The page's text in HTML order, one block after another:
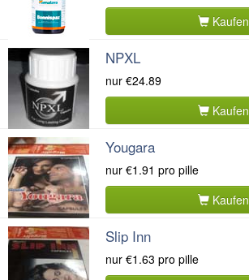
Kaufen
NPXL
nur €24.89
Kaufen
Yougara
nur €1.91 pro pille
Kaufen
Slip Inn
nur €1.63 pro pille